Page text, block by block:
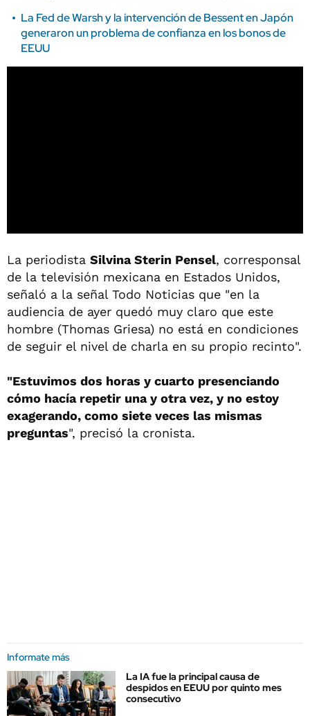
La Fed de Warsh y la intervención de Bessent en Japón
generaron un problema de confianza en los bonos de
EEUU
La periodista Silvina Sterin Pensel, corresponsal
de la televisión mexicana en Estados Unidos,
señaló a la señal Todo Noticias que "en la
audiencia de ayer quedó muy claro que este
hombre (Thomas Griesa) no está en condiciones
de seguir el nivel de charla en su propio recinto".
"Estuvimos dos horas y cuarto presenciando
cómo hacía repetir una y otra vez, y no estoy
exagerando, como siete veces las mismas
preguntas", precisó la cronista.
Informate más
La IA fue la principal causa de
despidos en EEUU por quinto mes
consecutivo